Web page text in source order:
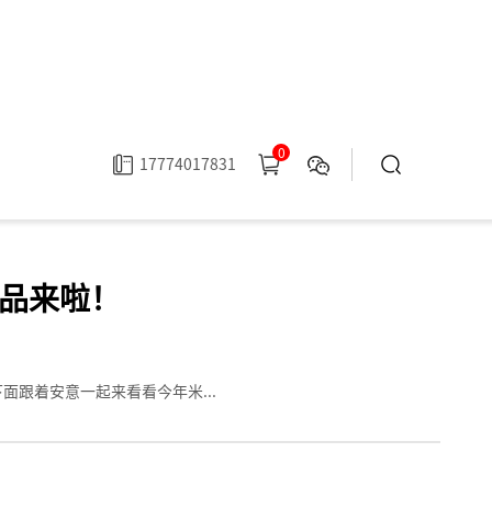
17774017831
0
来啦！
跟着安意一起来看看今年米...